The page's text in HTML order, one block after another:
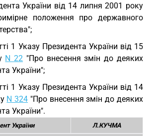
України від 14 липня 2001 року
положення про державного
1 Указу Президента України від 15
N 22 "Про внесення змін до деяких
України";
1 Указу Президента України від 14
N 324 "Про внесення змін до деяких
України".
України Л.КУЧМА